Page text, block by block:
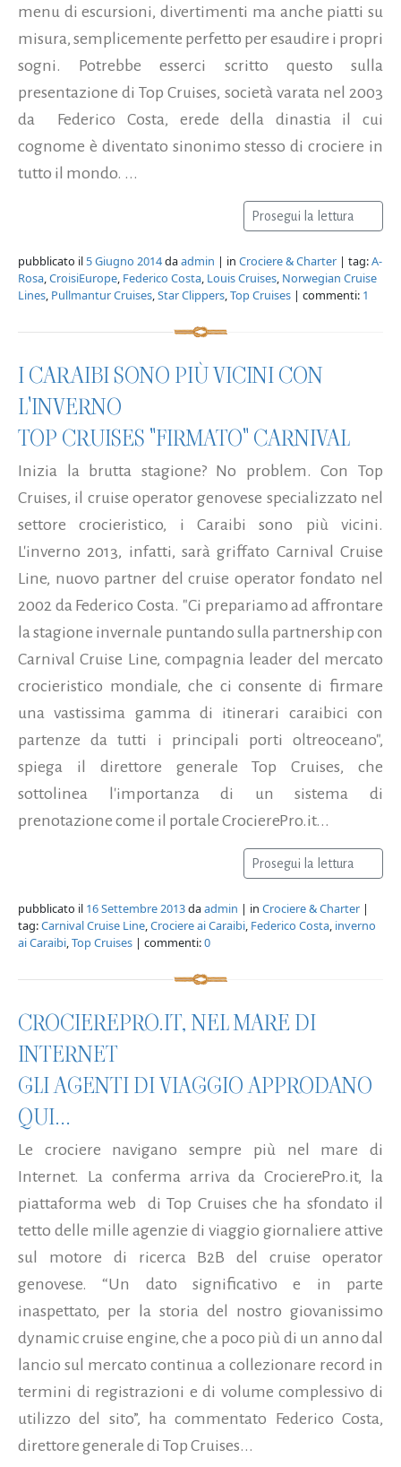
menu di escursioni, divertimenti ma anche piatti su
misura, semplicemente perfetto per esaudire i propri
sogni. Potrebbe esserci scritto questo sulla
presentazione di Top Cruises, società varata nel 2003
da Federico Costa, erede della dinastia il cui
cognome è diventato sinonimo stesso di crociere in
tutto il mondo. ...
Prosegui la lettura
pubblicato il 5 Giugno 2014daadmin | in Crociere & Charter | tag:A-
Rosa,CroisiEurope, Federico Costa, Louis Cruises, Norwegian Cruise
Lines, Pullmantur Cruises,Star Clippers,Top Cruises | commenti: 1
I CARAIBI SONO PIÙ VICINI CON
L'INVERNO
TOP CRUISES "FIRMATO" CARNIVAL
Inizia la brutta stagione? No problem. Con Top
Cruises, il cruise operator genovese specializzato nel
settore crocieristico, i Caraibi sono più vicini.
L'inverno 2013, infatti, sarà griffato Carnival Cruise
Line, nuovo partner del cruise operator fondato nel
2002 da Federico Costa. "Ci prepariamo ad affrontare
la stagione invernale puntando sulla partnership con
Carnival Cruise Line, compagnia leader del mercato
crocieristico mondiale, che ci consente di firmare
una vastissima gamma di itinerari caraibici con
partenze da tutti i principali porti oltreoceano",
spiega il direttore generale Top Cruises, che
sottolinea l'importanza di un sistema di
prenotazione come il portale CrocierePro.it...
Prosegui la lettura
pubblicato il 16 Settembre 2013daadmin | in Crociere & Charter |
tag:Carnival Cruise Line,Crociere ai Caraibi, Federico Costa, inverno
ai Caraibi,Top Cruises | commenti:0
CROCIEREPRO.IT, NEL MARE DI
INTERNET
GLI AGENTI DI VIAGGIO APPRODANO
QUI...
Le crociere navigano sempre più nel mare di
Internet. La conferma arriva da CrocierePro.it, la
piattaforma web di Top Cruises che ha sfondato il
tetto delle mille agenzie di viaggio giornaliere attive
sul motore di ricerca B2B del cruise operator
genovese. “Un dato significativo e in parte
inaspettato, per la storia del nostro giovanissimo
dynamic cruise engine, che a poco più di un anno dal
lancio sul mercato continua a collezionare record in
termini di registrazioni e di volume complessivo di
utilizzo del sito”, ha commentato Federico Costa,
direttore generale di Top Cruises...